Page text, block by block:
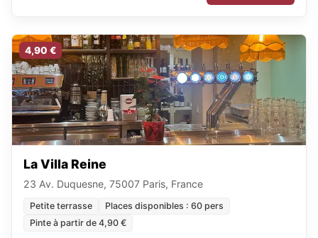
4,90 €
La Villa Reine
23 Av. Duquesne, 75007 Paris, France
Petite terrasse
Places disponibles : 60 pers
Pinte à partir de 4,90 €